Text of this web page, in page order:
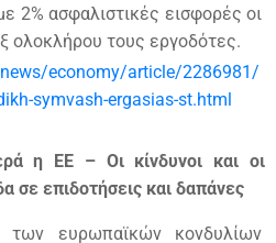
2% ασφαλιστικές εισφορές οι
ολοκλήρου τους εργοδότες.
economy/article/2286981/
symvash-ergasias-st.html
η ΕΕ – Οι κίνδυνοι και οι
σε επιδοτήσεις και δαπάνες
των ευρωπαϊκών κονδυλίων